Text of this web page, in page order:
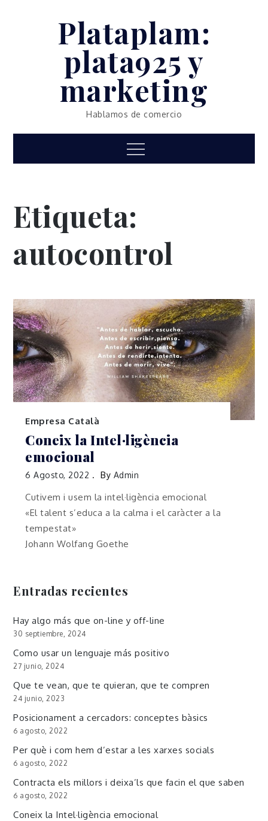
Plataplam:
plata925 y
marketing
Hablamos de comercio
Menu
Etiqueta:
autocontrol
Empresa Català
Coneix la Intel·ligència
emocional
6 Agosto, 2022 By Admin
Cutivem i usem la intel·ligència emocional
«El talent s’educa a la calma i el caràcter a la
tempestat»
Johann Wolfang Goethe
Entradas recientes
Hay algo más que on-line y off-line
30 septiembre, 2024
Como usar un lenguaje más positivo
27 junio, 2024
Que te vean, que te quieran, que te compren
24 junio, 2023
Posicionament a cercadors: conceptes bàsics
6 agosto, 2022
Per què i com hem d’estar a les xarxes socials
6 agosto, 2022
Contracta els millors i deixa’ls que facin el que saben
6 agosto, 2022
Coneix la Intel·ligència emocional